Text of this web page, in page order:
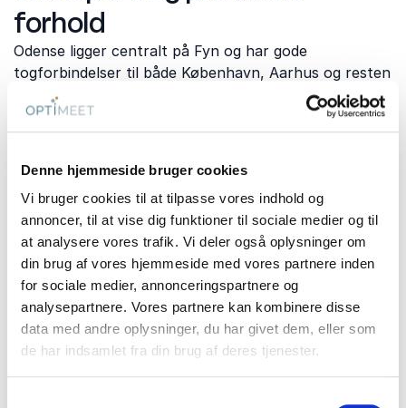
Denne hjemmeside bruger cookies
Vi bruger cookies til at tilpasse vores indhold og
annoncer, til at vise dig funktioner til sociale medier og til
at analysere vores trafik. Vi deler også oplysninger om
din brug af vores hjemmeside med vores partnere inden
for sociale medier, annonceringspartnere og
analysepartnere. Vores partnere kan kombinere disse
data med andre oplysninger, du har givet dem, eller som
de har indsamlet fra din brug af deres tjenester.
forhold
Odense ligger centralt på Fyn og har gode
togforbindelser til både København, Aarhus og resten
af landet. Byen har direkte adgang til E20, hvilket gør
den let tilgængelig for deltagere, der kommer i bil.
konference, kan det være en fordel at vælge et
venue, hvor aktiviteterne foregår på eller tæt ved
lokationen. Det giver et mere effektivt program og
minimerer transport mellem dagens forskellige
elementer.
Hvornår er teambuilding mest